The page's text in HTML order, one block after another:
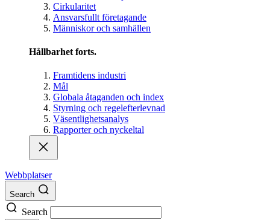
Cirkularitet
Ansvarsfullt företagande
Människor och samhällen
Hållbarhet forts.
Framtidens industri
Mål
Globala åtaganden och index
Styrning och regelefterlevnad
Väsentlighetsanalys
Rapporter och nyckeltal
Webbplatser
Search
Search